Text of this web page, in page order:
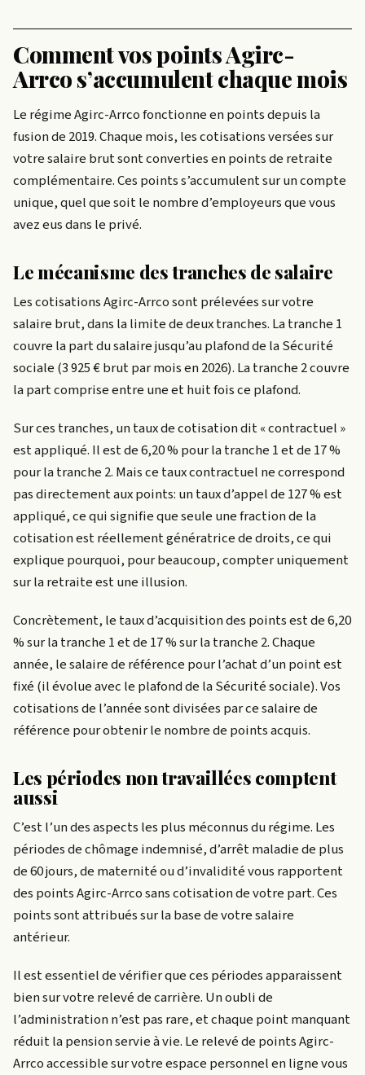
Comment vos points Agirc-
Arrco s’accumulent chaque mois
Le régime Agirc-Arrco fonctionne en points depuis la
fusion de 2019. Chaque mois, les cotisations versées sur
votre salaire brut sont converties en points de retraite
complémentaire. Ces points s’accumulent sur un compte
unique, quel que soit le nombre d’employeurs que vous
avez eus dans le privé.
Le mécanisme des tranches de salaire
Les cotisations Agirc-Arrco sont prélevées sur votre
salaire brut, dans la limite de deux tranches. La tranche 1
couvre la part du salaire jusqu’au plafond de la Sécurité
sociale (3 925 € brut par mois en 2026). La tranche 2 couvre
la part comprise entre une et huit fois ce plafond.
Sur ces tranches, un taux de cotisation dit « contractuel »
est appliqué. Il est de 6,20 % pour la tranche 1 et de 17 %
pour la tranche 2. Mais ce taux contractuel ne correspond
pas directement aux points: un taux d’appel de 127 % est
appliqué, ce qui signifie que seule une fraction de la
cotisation est réellement génératrice de droits, ce qui
explique pourquoi, pour beaucoup, compter uniquement
sur la retraite est une illusion.
Concrètement, le taux d’acquisition des points est de 6,20
% sur la tranche 1 et de 17 % sur la tranche 2. Chaque
année, le salaire de référence pour l’achat d’un point est
fixé (il évolue avec le plafond de la Sécurité sociale). Vos
cotisations de l’année sont divisées par ce salaire de
référence pour obtenir le nombre de points acquis.
Les périodes non travaillées comptent
aussi
C’est l’un des aspects les plus méconnus du régime. Les
périodes de chômage indemnisé, d’arrêt maladie de plus
de 60 jours, de maternité ou d’invalidité vous rapportent
des points Agirc-Arrco sans cotisation de votre part. Ces
points sont attribués sur la base de votre salaire
antérieur.
Il est essentiel de vérifier que ces périodes apparaissent
bien sur votre relevé de carrière. Un oubli de
l’administration n’est pas rare, et chaque point manquant
réduit la pension servie à vie. Le relevé de points Agirc-
Arrco accessible sur votre espace personnel en ligne vous